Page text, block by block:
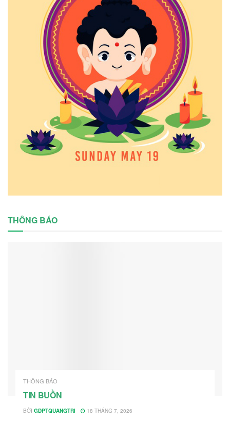
THÔNG BÁO
THÔNG BÁO
TIN BUỒN
BỞI GDPTQUANGTRI 18 THÁNG 7, 2026